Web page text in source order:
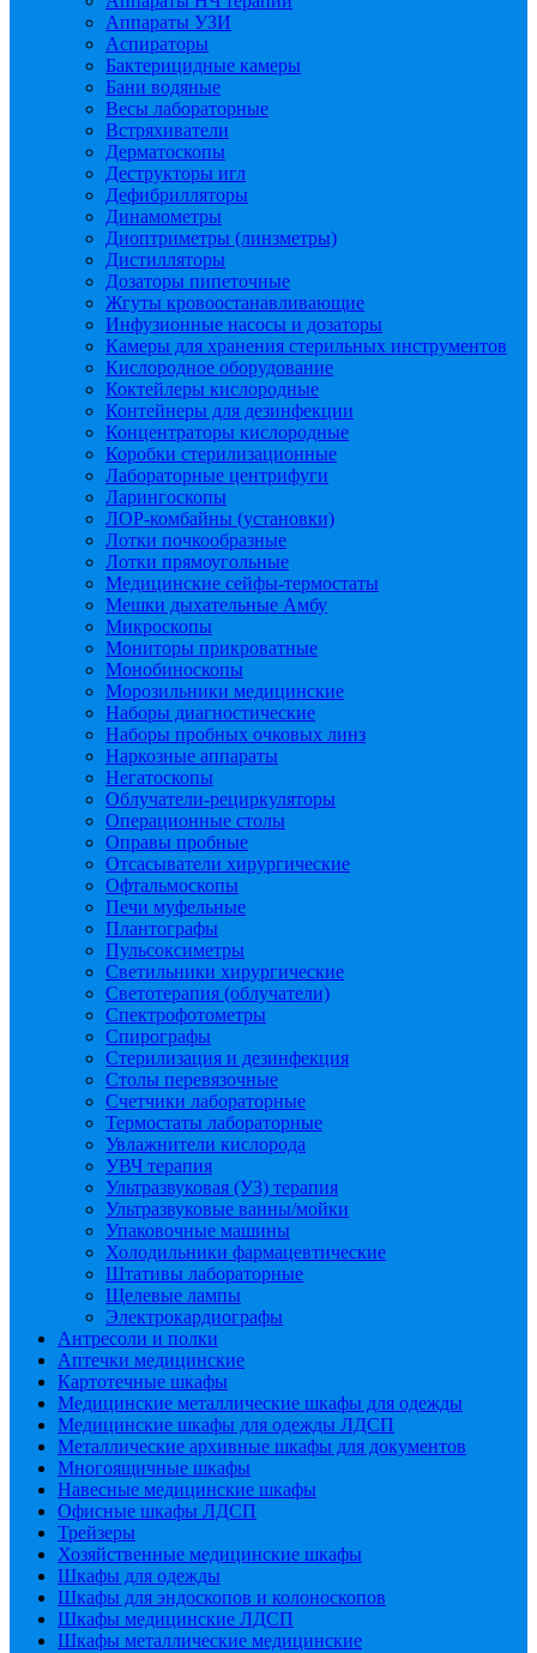
Аппараты УЗИ
Аспираторы
Бактерицидные камеры
Бани водяные
Весы лабораторные
Встряхиватели
Дерматоскопы
Деструкторы игл
Дефибрилляторы
Динамометры
Диоптриметры (линзметры)
Дистилляторы
Дозаторы пипеточные
Жгуты кровоостанавливающие
Инфузионные насосы и дозаторы
Камеры для хранения стерильных инструментов
Кислородное оборудование
Коктейлеры кислородные
Контейнеры для дезинфекции
Концентраторы кислородные
Коробки стерилизационные
Лабораторные центрифуги
Ларингоскопы
ЛОР-комбайны (установки)
Лотки почкообразные
Лотки прямоугольные
Медицинские сейфы-термостаты
Мешки дыхательные Амбу
Микроскопы
Мониторы прикроватные
Монобиноскопы
Морозильники медицинские
Наборы диагностические
Наборы пробных очковых линз
Наркозные аппараты
Негатоскопы
Облучатели-рециркуляторы
Операционные столы
Оправы пробные
Отсасыватели хирургические
Офтальмоскопы
Печи муфельные
Плантографы
Пульсоксиметры
Светильники хирургические
Светотерапия (облучатели)
Спектрофотометры
Спирографы
Стерилизация и дезинфекция
Столы перевязочные
Счетчики лабораторные
Термостаты лабораторные
Увлажнители кислорода
УВЧ терапия
Ультразвуковая (УЗ) терапия
Ультразвуковые ванны/мойки
Упаковочные машины
Холодильники фармацевтические
Штативы лабораторные
Щелевые лампы
Электрокардиографы
Антресоли и полки
Аптечки медицинские
Картотечные шкафы
Медицинские металлические шкафы для одежды
Медицинские шкафы для одежды ЛДСП
Металлические архивные шкафы для документов
Многоящичные шкафы
Навесные медицинские шкафы
Офисные шкафы ЛДСП
Трейзеры
Хозяйственные медицинские шкафы
Шкафы для одежды
Шкафы для эндоскопов и колоноскопов
Шкафы медицинские ЛДСП
Шкафы металлические медицинские